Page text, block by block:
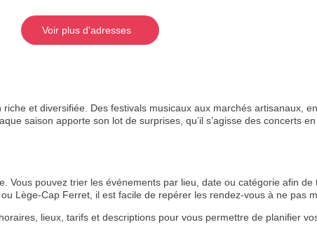
Voir plus d'adresses
et diversifiée. Des festivals musicaux aux marchés artisanaux,
saison apporte son lot de surprises, qu’il s’agisse des concerts
Vous pouvez trier les événements par lieu, date ou catégorie afin
Lège-Cap Ferret, il est facile de repérer les rendez-vous à ne pas
lieux, tarifs et descriptions pour vous permettre de planifier